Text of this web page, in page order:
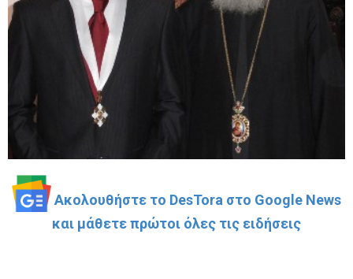
Ακολουθήστε το DesTora στο Google News
και μάθετε πρώτοι όλες τις ειδήσεις